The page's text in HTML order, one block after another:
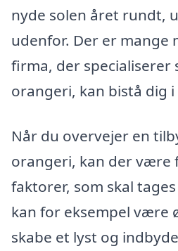
nyde solen året rundt,
udenfor. Der er mange
firma, der specialiserer
orangeri, kan bistå dig
Når du overvejer en
orangeri, kan der være
faktorer, som skal
kan for eksempel være
skabe et lyst og